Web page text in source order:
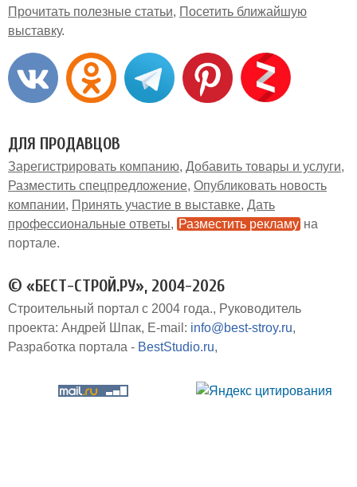
Прочитать полезные статьи
Посетить ближайшую
выставку
ДЛЯ ПРОДАВЦОВ
Зарегистрировать компанию Добавить товары и услуги
Разместить спецпредложение Опубликовать новость
компании
Принять участие в выставке Дать
профессиональные ответы
Разместить рекламу на
портале
© «БЕСТ-СТРОЙ.РУ», 2004-2026
Строительный портал с 2004 года.
Руководитель
проекта: Андрей Шпак E-mail: info@best-stroy.ru
Разработка портала - BestStudio.ru